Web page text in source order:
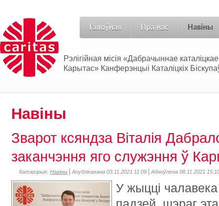
Галоўная Пра нас Навіны
Рэлігійная місія «Дабрачыннае
Карытас» Канферэнцыі Каталіцкіх
Навіны
Зварот ксяндза Віталія
заканчэння яго служэння ў
Катэгорыя: Навіны Апублікавана 03.11.2021 11:09 Абноўлена 08.11.2021
У жыцці